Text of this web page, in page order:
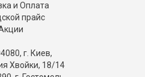
и Оплата
прайс
г. Киев,
Хвойки, 18/14